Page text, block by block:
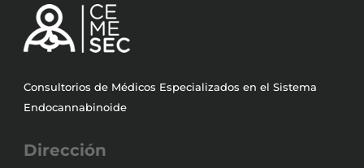
Consultorios de Médicos Especializados en el Sistema
Endocannabinoide
Dirección